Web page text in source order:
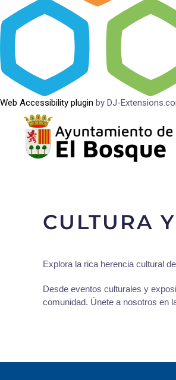
Web Accessibility plugin by DJ-
CULTURA
Explora la rica herencia cultural
Desde eventos culturales y
comunidad. Únete a nosotros en